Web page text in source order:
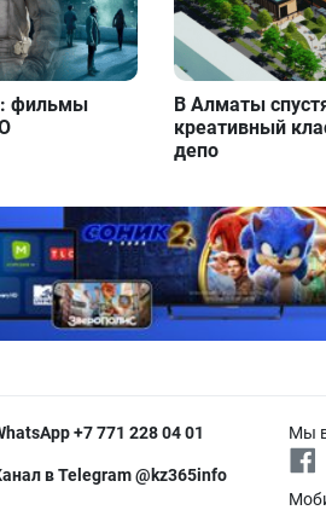
фильмы
В Алматы
креативный
депо
+7 771 228 04 01
в Telegram @kz365info
Мы